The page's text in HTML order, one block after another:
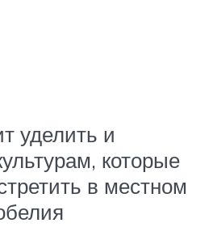
уделить и
которые
в местном